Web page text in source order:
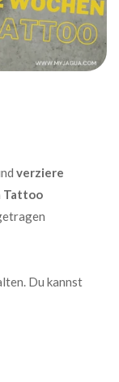
verziere
Tattoo
Du kannst